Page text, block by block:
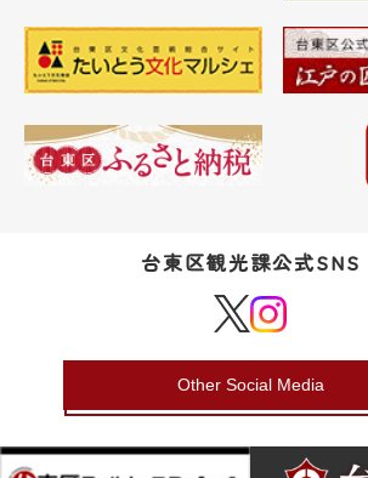
台東区観光課公式SNS
Other Social Media